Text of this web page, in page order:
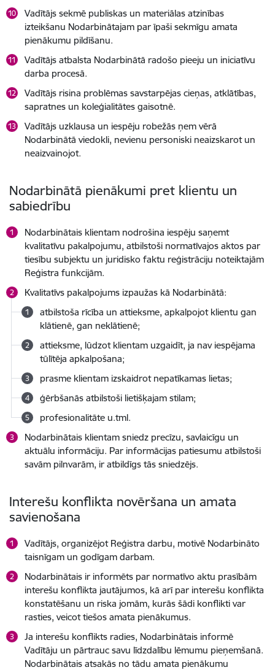
Vadītājs sekmē publiskas un materiālas atzinības
izteikšanu Nodarbinātajam par īpaši sekmīgu amata
pienākumu pildīšanu.
Vadītājs atbalsta Nodarbinātā radošo pieeju un iniciatīvu
darba procesā.
Vadītājs risina problēmas savstarpējas cieņas, atklātības,
sapratnes un koleģialitātes gaisotnē.
Vadītājs uzklausa un iespēju robežās ņem vērā
Nodarbinātā viedokli, nevienu personiski neaizskarot un
neaizvainojot.
Nodarbinātā pienākumi pret klientu un
sabiedrību
Nodarbinātais klientam nodrošina iespēju saņemt
kvalitatīvu pakalpojumu, atbilstoši normatīvajos aktos par
tiesību subjektu un juridisko faktu reģistrāciju noteiktajām
Reģistra funkcijām.
Kvalitatīvs pakalpojums izpaužas kā Nodarbinātā:
atbilstoša rīcība un attieksme, apkalpojot klientu gan
klātienē, gan neklātienē;
attieksme, lūdzot klientam uzgaidīt, ja nav iespējama
tūlītēja apkalpošana;
prasme klientam izskaidrot nepatīkamas lietas;
ģērbšanās atbilstoši lietišķajam stilam;
profesionalitāte u.tml.
Nodarbinātais klientam sniedz precīzu, savlaicīgu un
aktuālu informāciju. Par informācijas patiesumu atbilstoši
savām pilnvarām, ir atbildīgs tās sniedzējs.
Interešu konflikta novēršana un amata
savienošana
Vadītājs, organizējot Reģistra darbu, motivē Nodarbināto
taisnīgam un godīgam darbam.
Nodarbinātais ir informēts par normatīvo aktu prasībām
interešu konflikta jautājumos, kā arī par interešu konflikta
konstatēšanu un riska jomām, kurās šādi konflikti var
rasties, veicot tiešos amata pienākumus.
Ja interešu konflikts radies, Nodarbinātais informē
Vadītāju un pārtrauc savu līdzdalību lēmumu pieņemšanā.
Nodarbinātais atsakās no tādu amata pienākumu